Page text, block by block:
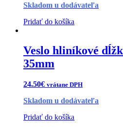
Skladom u dodávateľa
Pridať do košíka
Veslo hliníkové
35mm
24.50€ vrátane DPH
Skladom u dodávateľa
Pridať do košíka